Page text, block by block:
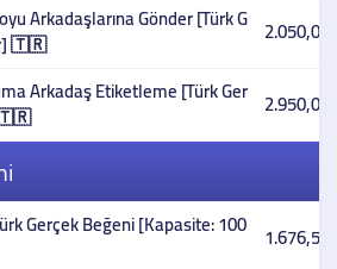
Arkadaşlarına Gönder [Türk G
🇹🇷 2.050,00
Arkadaş Etiketleme [Türk Ger
🇹🇷 2.950,00
Gerçek Beğeni [Kapasite: 100 1.676,59